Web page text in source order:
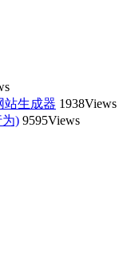
站生成器 1938Views
为) 9595Views